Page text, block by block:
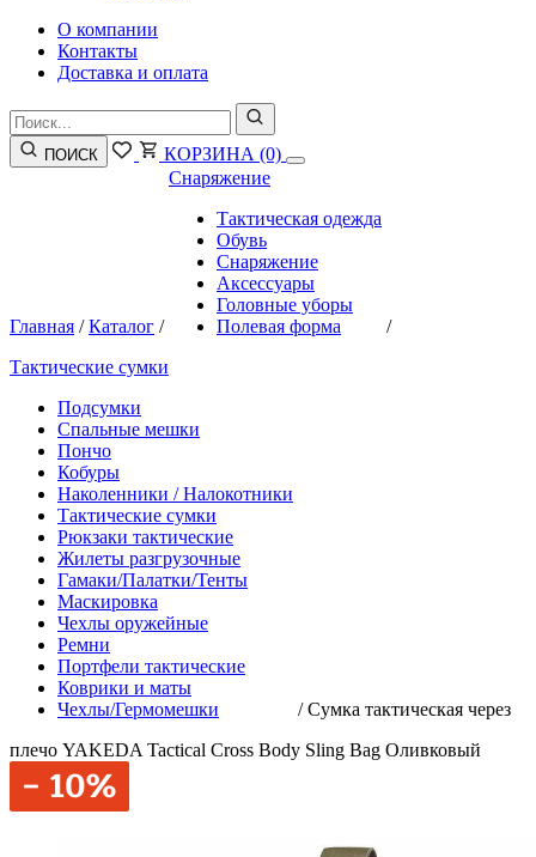
О компании
Контакты
Доставка и оплата
ПОИСК КОРЗИНА (0)
Главная /Каталог /
Снаряжение
Тактическая одежда
Обувь
Снаряжение
Аксессуары
Головные уборы
Полевая форма
/
Тактические сумки
Подсумки
Спальные мешки
Пончо
Кобуры
Наколенники / Налокотники
Тактические сумки
Рюкзаки тактические
Жилеты разгрузочные
Гамаки/Палатки/Тенты
Маскировка
Чехлы оружейные
Ремни
Портфели тактические
Коврики и маты
Чехлы/Гермомешки
/Сумка тактическая через
плечо YAKEDA Tactical Cross Body Sling Bag Оливковый